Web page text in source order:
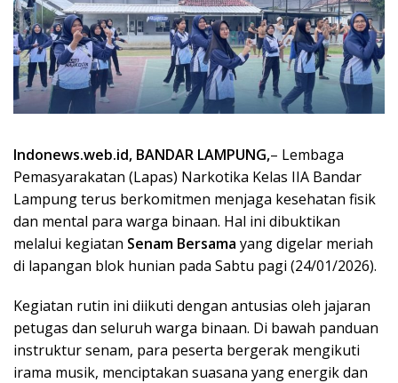
Indonews.web.id, BANDAR LAMPUNG,– Lembaga
Pemasyarakatan (Lapas) Narkotika Kelas IIA Bandar
Lampung terus berkomitmen menjaga kesehatan fisik
dan mental para warga binaan. Hal ini dibuktikan
melalui kegiatan Senam Bersama yang digelar meriah
di lapangan blok hunian pada Sabtu pagi (24/01/2026).
​Kegiatan rutin ini diikuti dengan antusias oleh jajaran
petugas dan seluruh warga binaan. Di bawah panduan
instruktur senam, para peserta bergerak mengikuti
irama musik, menciptakan suasana yang energik dan